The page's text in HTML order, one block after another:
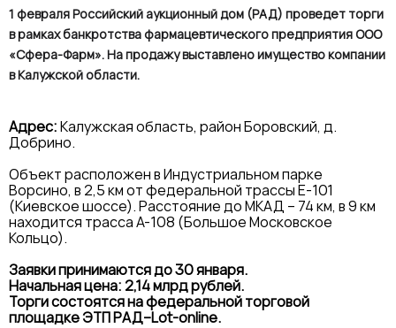
1 февраля Российский аукционный дом (РАД) проведет торги
в рамках банкротства фармацевтического предприятия ООО
«Сфера-Фарм». На продажу выставлено имущество компании
в Калужской области.
Адрес:Калужская область, район Боровский, д.
Добрино.
Объект расположен в Индустриальном парке
Ворсино, в 2,5 км от федеральной трассы Е-101
(Киевское шоссе). Расстояние до МКАД – 74 км, в 9 км
находится трасса А-108 (Большое Московское
Кольцо).
Заявки принимаются до 30 января.
Начальная цена: 2,14 млрд рублей.
Торги состоятся на федеральной торговой
площадке ЭТП РАД–Lot-online.